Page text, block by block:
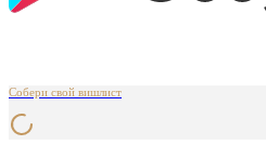
Собери свой вишлист